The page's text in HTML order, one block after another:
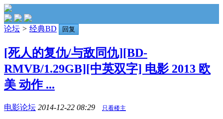
论坛 > 经典BD 回复
[死人的复仇/与敌同仇][BD-
RMVB/1.29GB][中英双字] 电影 2013 欧
美 动作 ...
电影论坛 2014-12-22 08:29 只看楼主